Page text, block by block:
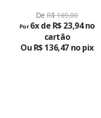
DeR$ 169,00
Por 6x de R$ 23,94 no
cartão
Ou R$ 136,47 no pix
PRODUTO